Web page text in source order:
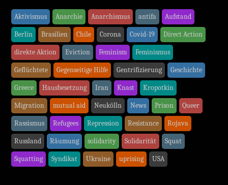
Aktivismus Anarchie Anarchismus antifa Aufstand
Berlin Brasilien Chile Corona Covid-19 Direct Action
direkte Aktion Eviction Feminism Feminismus
Geflüchtete Gegenseitige Hilfe Gentrifizierung Geschichte
Greece Hausbesetzung Iran Knast Kropotkin
Migration mutual aid Neukölln News Prison Queer
Rassismus Refugees Repression Resistance Rojava
Russland Räumung solidarity Solidarität Squat
Squatting Syndikat Ukraine uprising USA